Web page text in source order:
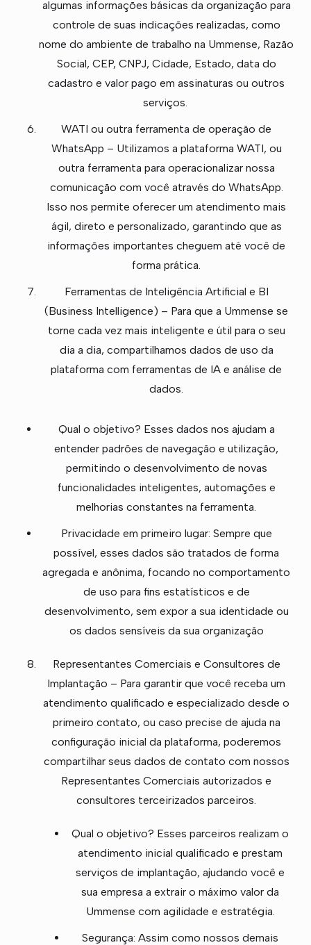
algumas informações básicas da organização para
controle de suas indicações realizadas, como
nome do ambiente de trabalho na Ummense, Razão
Social, CEP, CNPJ, Cidade, Estado, data do
cadastro e valor pago em assinaturas ou outros
serviços.
WATI ou outra ferramenta de operação de
WhatsApp – Utilizamos a plataforma WATI, ou
outra ferramenta para operacionalizar nossa
comunicação com você através do WhatsApp.
Isso nos permite oferecer um atendimento mais
ágil, direto e personalizado, garantindo que as
informações importantes cheguem até você de
forma prática.
Ferramentas de Inteligência Artificial e BI
(Business Intelligence) – Para que a Ummense se
torne cada vez mais inteligente e útil para o seu
dia a dia, compartilhamos dados de uso da
plataforma com ferramentas de IA e análise de
dados.
Qual o objetivo? Esses dados nos ajudam a
entender padrões de navegação e utilização,
permitindo o desenvolvimento de novas
funcionalidades inteligentes, automações e
melhorias constantes na ferramenta.
Privacidade em primeiro lugar: Sempre que
possível, esses dados são tratados de forma
agregada e anônima, focando no comportamento
de uso para fins estatísticos e de
desenvolvimento, sem expor a sua identidade ou
os dados sensíveis da sua organização
Representantes Comerciais e Consultores de
Implantação – Para garantir que você receba um
atendimento qualificado e especializado desde o
primeiro contato, ou caso precise de ajuda na
configuração inicial da plataforma, poderemos
compartilhar seus dados de contato com nossos
Representantes Comerciais autorizados e
consultores terceirizados parceiros.
Qual o objetivo? Esses parceiros realizam o
atendimento inicial qualificado e prestam
serviços de implantação, ajudando você e
sua empresa a extrair o máximo valor da
Ummense com agilidade e estratégia.
Segurança: Assim como nossos demais